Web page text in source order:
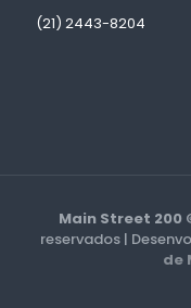
(21) 2443-8204
Main Street 200
reservados |
de